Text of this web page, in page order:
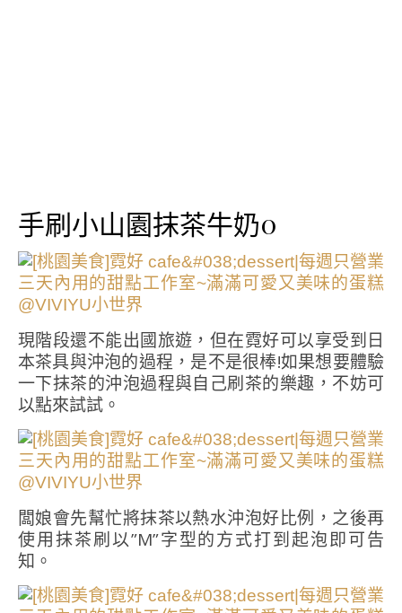
手刷小山園抹茶牛奶0
現階段還不能出國旅遊，但在霓好可以享受到日
本茶具與沖泡的過程，是不是很棒!如果想要體驗
一下抹茶的沖泡過程與自己刷茶的樂趣，不妨可
以點來試試。
闆娘會先幫忙將抹茶以熱水沖泡好比例，之後再
使用抹茶刷以”M”字型的方式打到起泡即可告
知。